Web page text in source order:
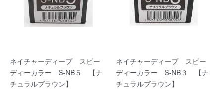
ネイチャーディープ スピー
ディーカラー S-NB５ 【ナ
チュラルブラウン】
ネイチャーディープ スピー
ディーカラー S-NB３ 【ナ
チュラルブラウン】